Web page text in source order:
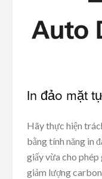
In đảo mặt
Hãy thực hiện
bằng tính năng in
giấy vừa cho
giảm lượng